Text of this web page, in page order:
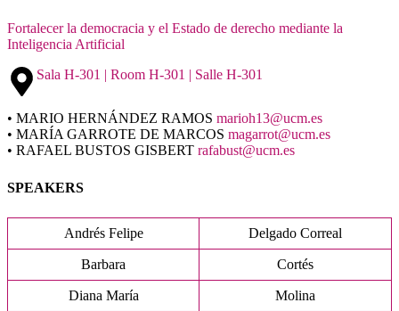
Fortalecer la democracia y el Estado de derecho mediante la
Inteligencia Artificial
Sala H-301 | Room H-301 | Salle H-301
• MARIO HERNÁNDEZ RAMOS marioh13@ucm.es
• MARÍA GARROTE DE MARCOS magarrot@ucm.es
• RAFAEL BUSTOS GISBERT rafabust@ucm.es
SPEAKERS
Andrés Felipe Delgado Correal
Barbara Cortés
Diana María Molina